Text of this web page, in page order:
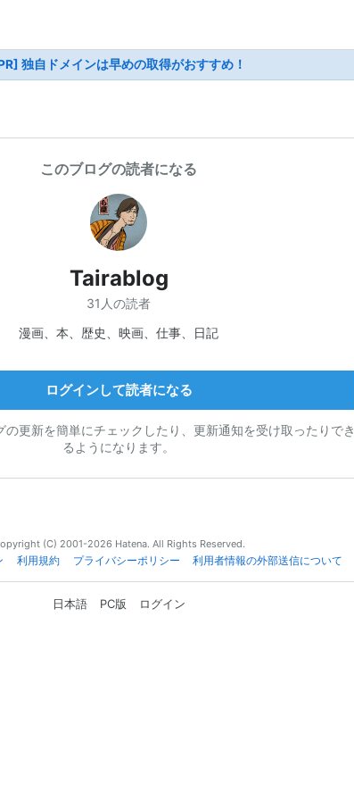
独自ドメインは早めの取得がおすすめ！
このブログの読者になる
Tairablog
31人の読者
漫画、本、歴史、映画、仕事、日記
ログインして読者になる
の更新を簡単にチェックしたり、更新通知を受け取ったりでき
るようになります。
(C) 2001-2026 Hatena. All Rights Reserved.
利用規約 プライバシーポリシー 利用者情報の外部送信について
日本語 PC版 ログイン